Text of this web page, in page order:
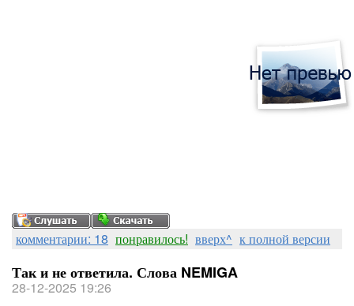
комментарии: 18 понравилось! вверх^ к полной версии
Так и не ответила. Слова NEMIGA
28-12-2025 19:26